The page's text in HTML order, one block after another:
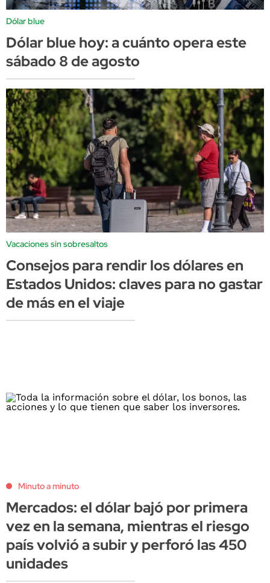
Dólar blue
Dólar blue hoy: a cuánto opera este
sábado 8 de agosto
Vacaciones sin sobresaltos
Consejos para rendir los dólares en
Estados Unidos: claves para no gastar
de más en el viaje
Minuto a minuto
Mercados: el dólar bajó por primera
vez en la semana, mientras el riesgo
país volvió a subir y perforó las 450
unidades